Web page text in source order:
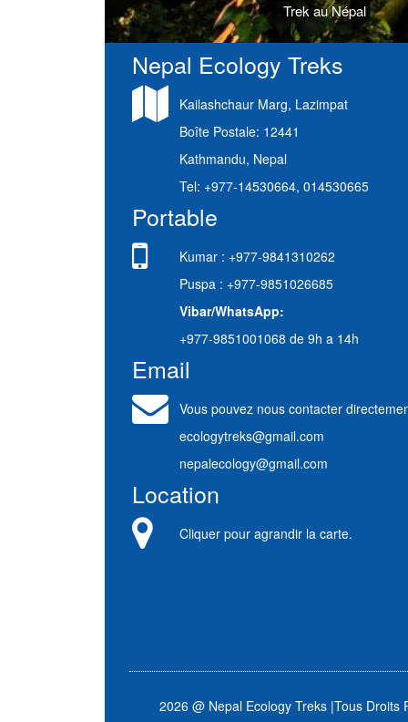
Trek au Népal
Nepal Ecology Treks
Kailashchaur Marg, Lazimpat
Boîte Postale: 12441
Kathmandu, Nepal
Tel: +977-14530664, 014530665
Portable
Kumar : +977-9841310262
Puspa : +977-9851026685
Vibar/WhatsApp:
+977-9851001068 de 9h a 14h
Email
Vous pouvez nous contacter
ecologytreks@gmail.com
nepalecology@gmail.com
Location
Cliquer pour agrandir la carte.
2026 @ Nepal Ecology Treks |Tous Droits